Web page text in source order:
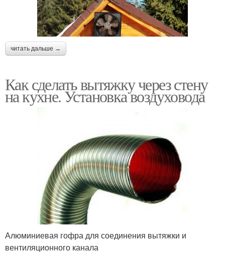
читать дальше →
Как сделать вытяжку через стену
на кухне. Установка воздуховода
Алюминиевая гофра для соединения вытяжки и
вентиляционного канала